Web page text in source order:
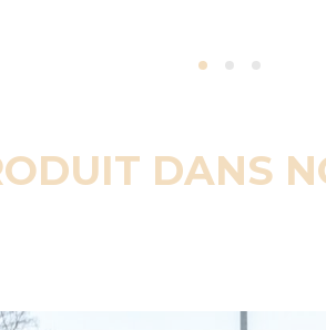
DANS